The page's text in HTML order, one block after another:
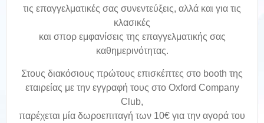
τις επαγγελματικές σας συνεντεύξεις, αλλά και για τις
κλασικές
και σπορ εμφανίσεις της επαγγελματικής σας
καθημερινότητας.
Στους διακόσιους πρώτους επισκέπτες στο booth της
εταιρείας με την εγγραφή τους στο Oxford Company
Club,
παρέχεται μία δωροεπιταγή των 10€ για την αγορά του